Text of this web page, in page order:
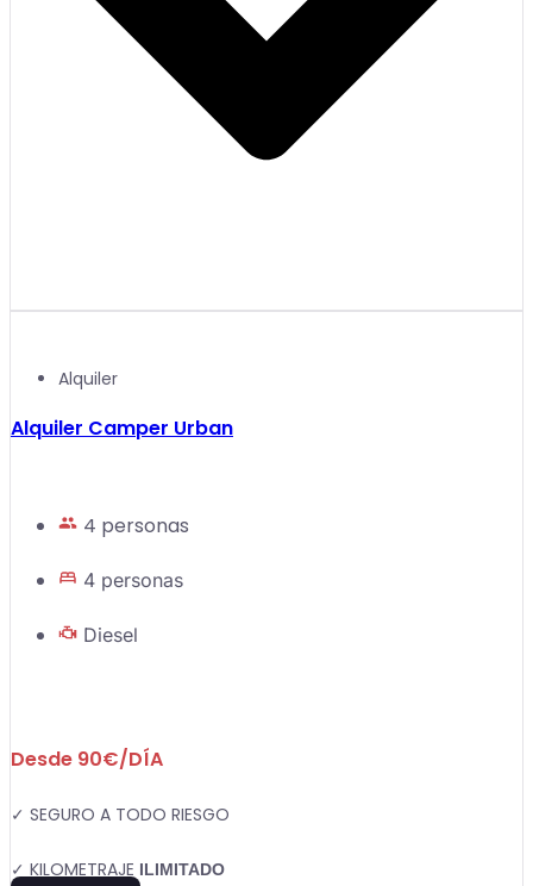
Alquiler
Alquiler Camper Urban
4 personas
4 personas
Diesel
Desde 90€/DÍA
✓ SEGURO A TODO RIESGO
✓ KILOMETRAJE ILIMITADO